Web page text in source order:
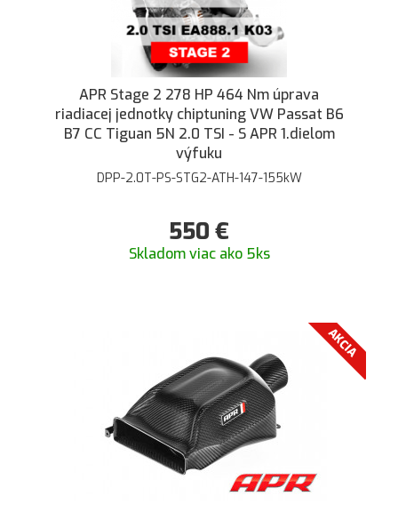
APR Stage 2 278 HP 464 Nm úprava
riadiacej jednotky chiptuning VW Passat B6
B7 CC Tiguan 5N 2.0 TSI - S APR 1.dielom
výfuku
DPP-2.0T-PS-STG2-ATH-147-155kW
550 €
Skladom viac ako 5ks
AKCIA